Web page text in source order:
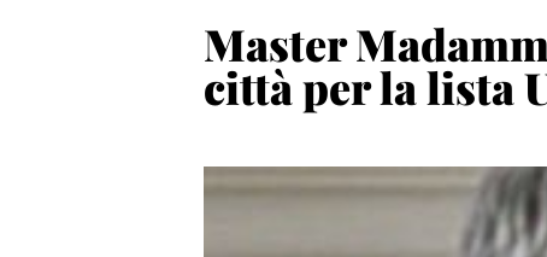
Master
città per la lista